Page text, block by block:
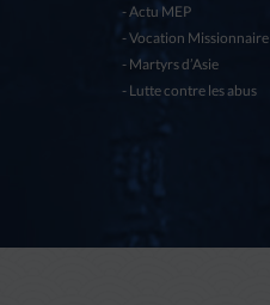
Actu MEP
Vocation Missionnaire
Martyrs d’Asie
Lutte contre les abus